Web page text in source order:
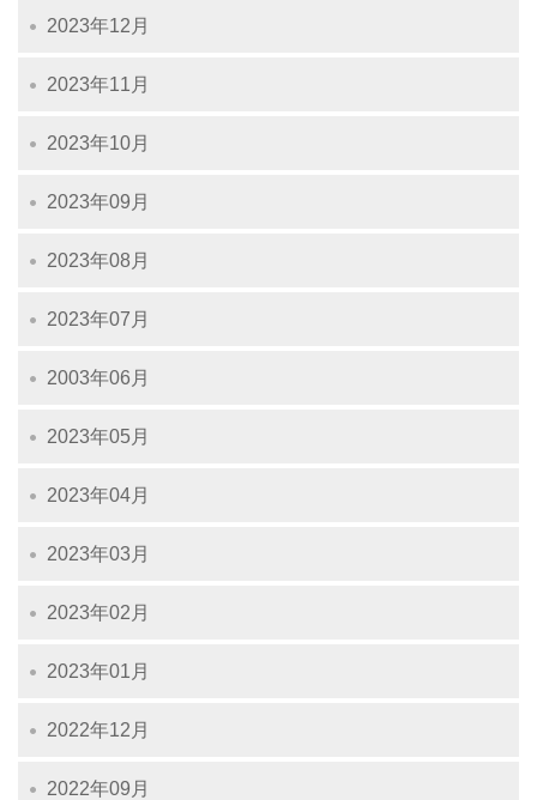
2023年12月
2023年11月
2023年10月
2023年09月
2023年08月
2023年07月
2003年06月
2023年05月
2023年04月
2023年03月
2023年02月
2023年01月
2022年12月
2022年09月